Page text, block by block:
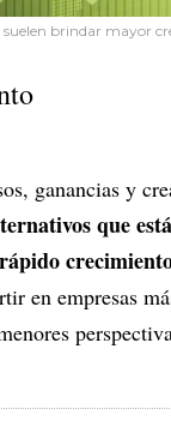
suelen brindar mayor
ganancias y
que
en empresas